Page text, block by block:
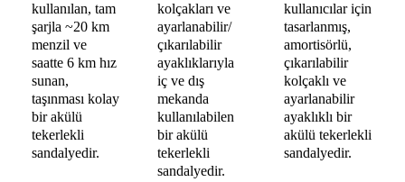
kullanılan, tam
şarjla ~20 km
menzil ve
saatte 6 km hız
sunan,
taşınması kolay
bir akülü
tekerlekli
sandalyedir.
kolçakları ve
ayarlanabilir/
çıkarılabilir
ayaklıklarıyla
iç ve dış
mekanda
kullanılabilen
bir akülü
tekerlekli
sandalyedir.
kullanıcılar için
tasarlanmış,
amortisörlü,
çıkarılabilir
kolçaklı ve
ayarlanabilir
ayaklıklı bir
akülü tekerlekli
sandalyedir.